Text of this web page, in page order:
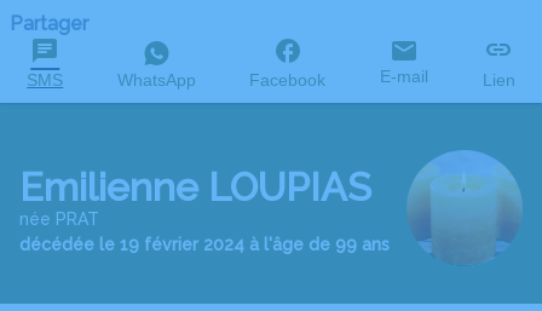
Partager
SMS WhatsApp Facebook E-mail Lien
Emilienne LOUPIAS
née PRAT
décédée le 19 février 2024 à l'âge de 99 ans